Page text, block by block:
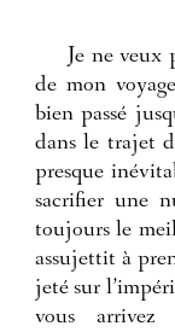
Je ne veux
de mon
bien passé
dans le trajet
presque
sacrifier une
toujours le
assujettit à
jeté sur
vous arrivez